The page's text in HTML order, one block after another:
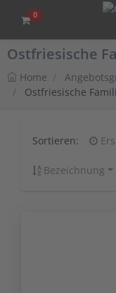
0
Ostfriesische
Home
Ostfriesische
Sortieren:
Bezeichnung